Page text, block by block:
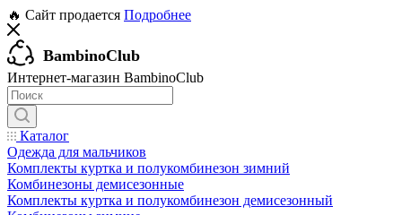
🔥 Сайт продается Подробнее
BambinoClub
Интернет-магазин BambinoClub
Каталог
Одежда для мальчиков
Комплекты куртка и полукомбинезон зимний
Комбинезоны демисезонные
Комплекты куртка и полукомбинезон демисезонный